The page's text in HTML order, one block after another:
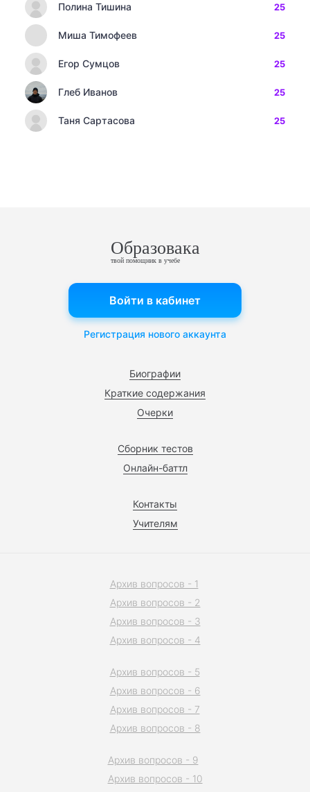
Полина Тишина 25
Миша Тимофеев 25
Егор Сумцов 25
Глеб Иванов 25
Таня Сартасова 25
Образовака
твой помощник в учебе
Биографии
Краткие содержания
Очерки
Сборник тестов
Онлайн-баттл
Контакты
Учителям
Войти в кабинет
Регистрация нового аккаунта
Архив вопросов - 1
Архив вопросов - 2
Архив вопросов - 3
Архив вопросов - 4
Архив вопросов - 5
Архив вопросов - 6
Архив вопросов - 7
Архив вопросов - 8
Архив вопросов - 9
Архив вопросов - 10